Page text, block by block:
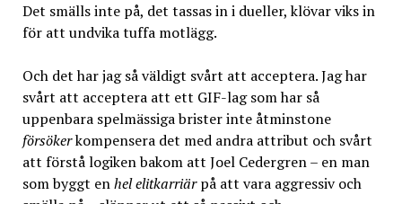
Det smälls inte på, det tassas in i dueller, klövar viks in
för att undvika tuffa motlägg.
Och det har jag så väldigt svårt att acceptera. Jag har
svårt att acceptera att ett GIF-lag som har så
uppenbara spelmässiga brister inte åtminstone
försökerkompensera det med andra attribut och svårt
att förstå logiken bakom att Joel Cedergren – en man
som byggt enhel elitkarriärpå att vara aggressiv och